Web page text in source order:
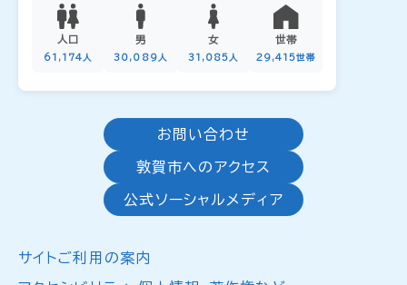
人口
61,174人
男
30,089人
女
31,085人
世帯
29,415世帯
お問い合わせ
敦賀市へのアクセス
公式ソーシャルメディア
サイトご利用の案内